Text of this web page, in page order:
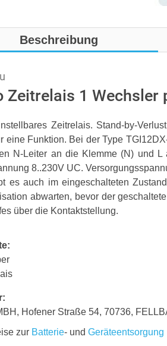
Beschreibung
Zeitrelais 1
Zeitrelais. Stand-by-
eine Funktion. Bei der Type
N-Leiter an die Klemme (N) und
8..230V UC.
es auch im eingeschalteten
abwarten, bevor der
über die Kontaktstellung.
Hofener Straße 54, 70736,
zur Batterie- und Geräteentsorgung